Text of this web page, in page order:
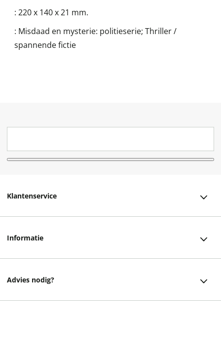
: 220 x 140 x 21 mm.
: Misdaad en mysterie: politieserie; Thriller /
spannende fictie
Klantenservice
Informatie
Advies nodig?